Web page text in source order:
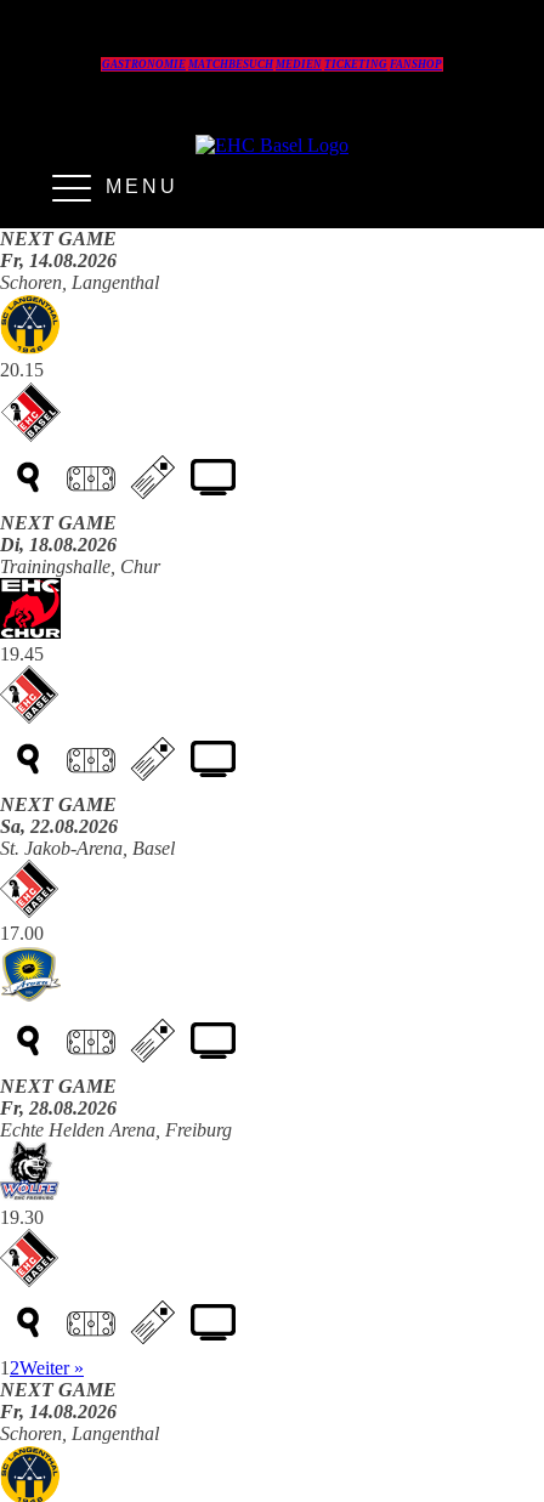
GASTRONOMIE MATCHBESUCH MEDIEN TICKETING FANSHOP
MENU
NEXT GAME
Fr, 14.08.2026
Schoren, Langenthal
20.15
NEXT GAME
Di, 18.08.2026
Trainingshalle, Chur
19.45
NEXT GAME
Sa, 22.08.2026
St. Jakob-Arena, Basel
17.00
NEXT GAME
Fr, 28.08.2026
Echte Helden Arena, Freiburg
19.30
1 2Weiter »
NEXT GAME
Fr, 14.08.2026
Schoren, Langenthal